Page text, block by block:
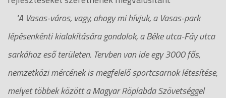
"A Vasas-város, vagy, ahogy mi hívjuk, a Vasas-park
lépésenkénti kialakítására gondolok, a Béke utca-Fáy utca
sarkához eső területen. Tervben van ide egy 3000 fős,
nemzetközi mércének is megfelelő sportcsarnok létesítése,
melyet többek között a Magyar Röplabda Szövetséggel